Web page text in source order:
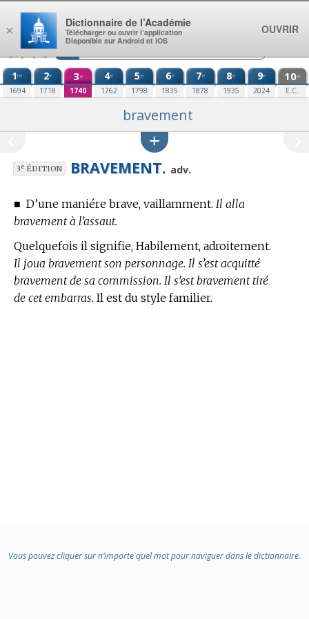
Aller au contenu
1re
1694
2e
1718
3e
1740
4e
1762
5e
1798
6e
1835
7e
1878
8e
1935
9e
2024
10e
E.C.
bravement
3eÉDITION BRAVEMENT. adv.
■ D’une maniére brave, vaillamment. Il alla
bravement à l’assaut.
Quelquefois il signifie, Habilement, adroitement.
Il joua bravement son personnage. Il s’est acquitté
bravement de sa commission. Il s’est bravement tiré
de cet embarras. Il est du style familier.
Vous pouvez cliquer sur n’importe quel mot pour naviguer dans le dictionnaire.
×
Dictionnaire de l’Académie
Télécharger ou ouvrir l’application
Disponible sur Android et iOS
OUVRIR